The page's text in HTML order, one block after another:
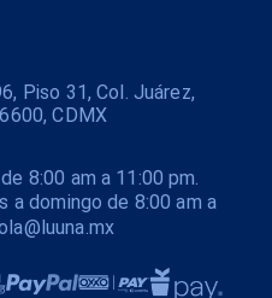
Piso 31, Col. Juárez,
CDMX
8:00 am a 11:00 pm.
a domingo de 8:00 am a